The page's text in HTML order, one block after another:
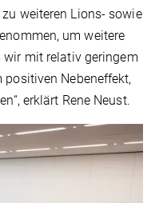
weiteren Lions- sowie
um weitere
wir mit relativ geringem
Nebeneffekt,
erklärt Rene Neust.